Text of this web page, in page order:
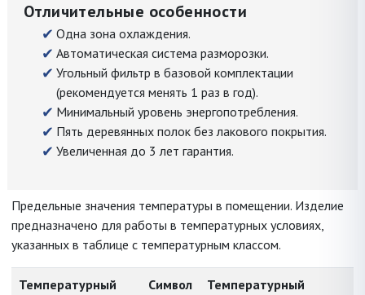
Отличительные особенности
Одна зона охлаждения.
Автоматическая система разморозки.
Угольный фильтр в базовой комплектации
(рекомендуется менять 1 раз в год).
Минимальный уровень энергопотребления.
Пять деревянных полок без лакового покрытия.
Увеличенная до 3 лет гарантия.
Предельные значения температуры в помещении. Изделие
предназначено для работы в температурных условиях,
указанных в таблице с температурным классом.
Температурный
Символ
Температурный